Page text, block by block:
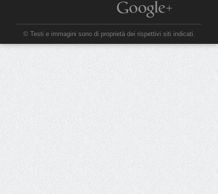
© Testi e immagini sono di proprietà dei rispettivi siti indicati.